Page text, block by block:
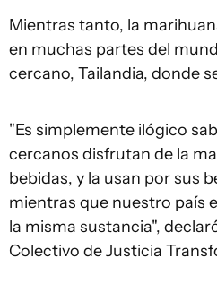
Mientras tanto, la
en muchas partes del
cercano, Tailandia, donde
"Es simplemente ilógico
cercanos disfrutan de la
bebidas, y la usan por sus
mientras que nuestro país
la misma sustancia",
Colectivo de Justicia